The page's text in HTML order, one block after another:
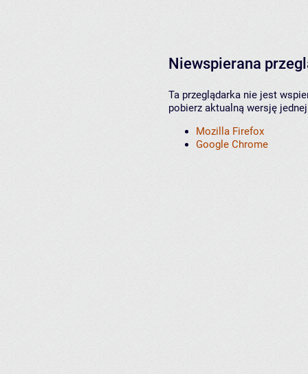
Niewspierana
Ta przeglądarka nie jest
pobierz aktualną wersję
Mozilla Firefox
Google Chrome